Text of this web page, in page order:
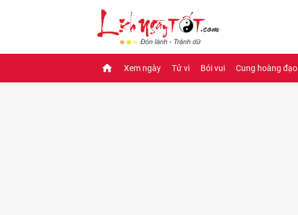
Xem ngày Tử vi Bói vui Cung hoàng đạo